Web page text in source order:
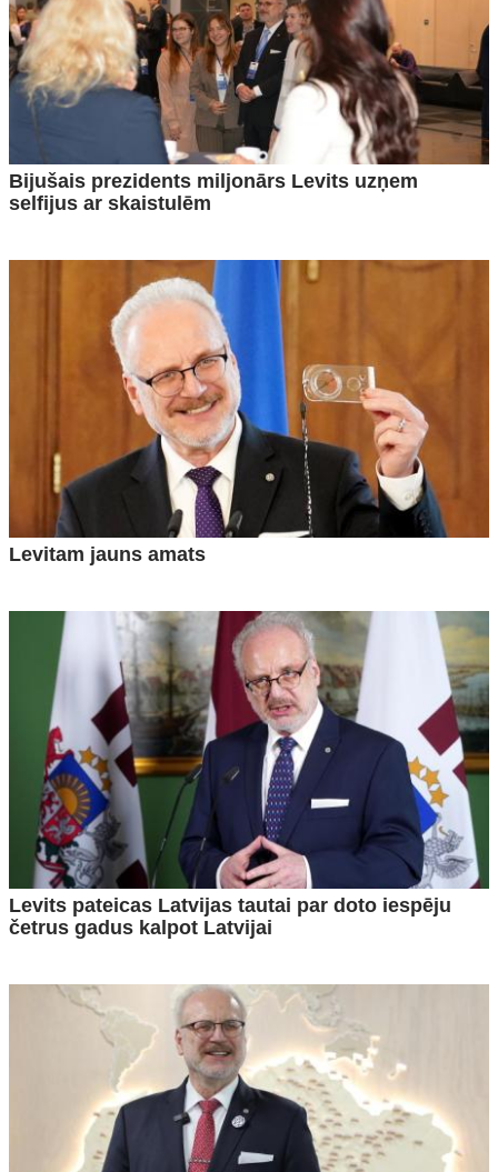
Bijušais prezidents miljonārs Levits uzņem
selfijus ar skaistulēm
Levitam jauns amats
Levits pateicas Latvijas tautai par doto iespēju
četrus gadus kalpot Latvijai